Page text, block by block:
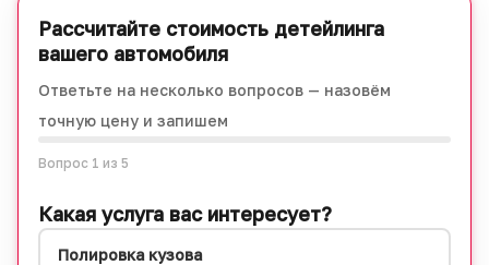
Рассчитайте стоимость детейлинга
вашего автомобиля
Ответьте на несколько вопросов — назовём
точную цену и запишем
Вопрос 1 из 5
Какая услуга вас интересует?
Полировка кузова